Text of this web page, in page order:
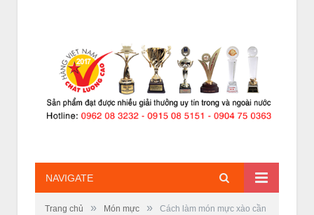
NAVIGATE
Trang chủ » Món mực »
Cách làm món mực xào cần